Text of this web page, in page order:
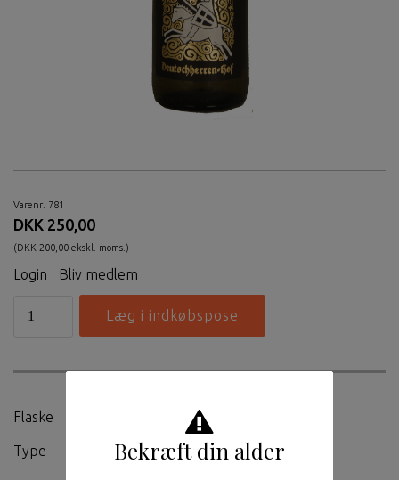
Bekræft din alder
Varenr. 781
DKK 250,00
(DKK 200,00 ekskl. moms.)
Login Bliv medlem
Flaske
Type Hvidvin